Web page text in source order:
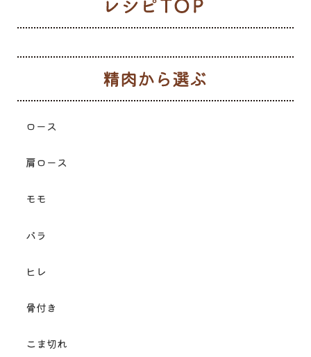
ロース
肩ロース
モモ
バラ
ヒレ
骨付き
こま切れ